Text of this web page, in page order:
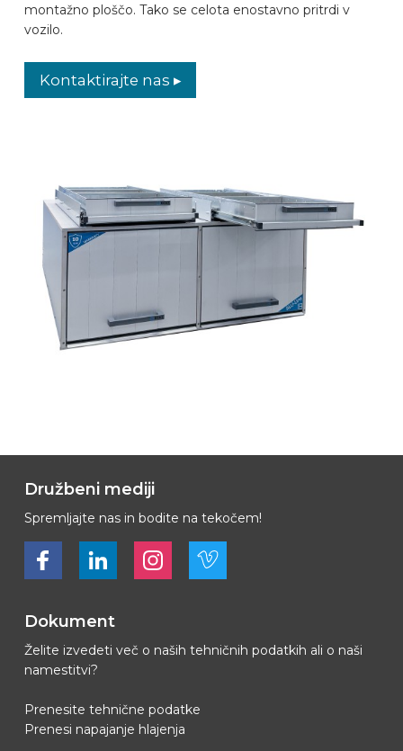
montažno ploščo. Tako se celota enostavno pritrdi v
vozilo.
Kontaktirajte nas ▸
Družbeni mediji
Spremljajte nas in bodite na tekočem!
Bekijk ons op FacebookBekijk ons op LinkedInBekijk ons op LinkedInBekijk ons op Vimeo
Dokument
Želite izvedeti več o naših tehničnih podatkih ali o naši
namestitvi?
Prenesite tehnične podatke
Prenesi napajanje hlajenja